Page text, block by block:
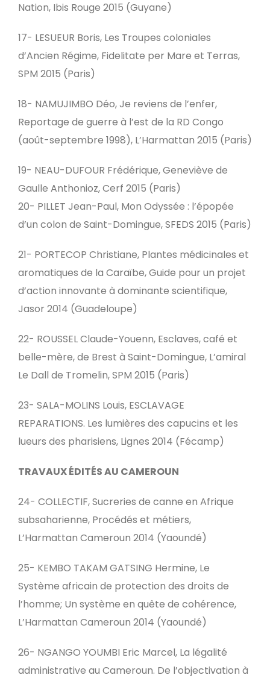
Nation, Ibis Rouge 2015 (Guyane)
17- LESUEUR Boris, Les Troupes coloniales
d’Ancien Régime, Fidelitate per Mare et Terras,
SPM 2015 (Paris)
18- NAMUJIMBO Déo, Je reviens de l’enfer,
Reportage de guerre à l’est de la RD Congo
(août-septembre 1998), L’Harmattan 2015 (Paris)
19- NEAU-DUFOUR Frédérique, Geneviève de
Gaulle Anthonioz, Cerf 2015 (Paris)
20- PILLET Jean-Paul, Mon Odyssée : l’épopée
d’un colon de Saint-Domingue, SFEDS 2015 (Paris)
21- PORTECOP Christiane, Plantes médicinales et
aromatiques de la Caraïbe, Guide pour un projet
d’action innovante à dominante scientifique,
Jasor 2014 (Guadeloupe)
22- ROUSSEL Claude-Youenn, Esclaves, café et
belle-mère, de Brest à Saint-Domingue, L’amiral
Le Dall de Tromelin, SPM 2015 (Paris)
23- SALA-MOLINS Louis, ESCLAVAGE
REPARATIONS. Les lumières des capucins et les
lueurs des pharisiens, Lignes 2014 (Fécamp)
TRAVAUX ÉDITÉS AU CAMEROUN
24- COLLECTIF, Sucreries de canne en Afrique
subsaharienne, Procédés et métiers,
L’Harmattan Cameroun 2014 (Yaoundé)
25- KEMBO TAKAM GATSING Hermine, Le
Système africain de protection des droits de
l’homme; Un système en quête de cohérence,
L’Harmattan Cameroun 2014 (Yaoundé)
26- NGANGO YOUMBI Eric Marcel, La légalité
administrative au Cameroun. De l’objectivation à